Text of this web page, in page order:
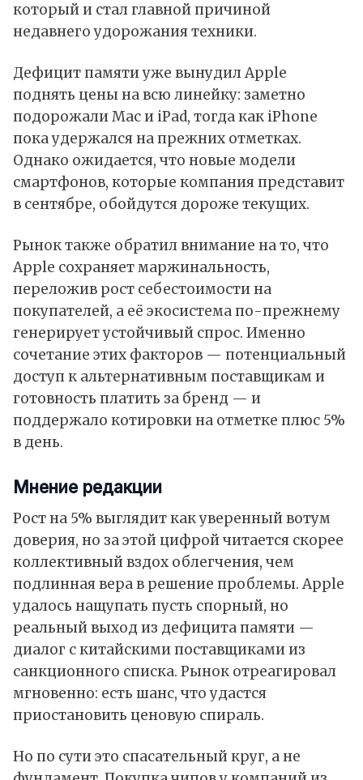
который и стал главной причиной
недавнего удорожания техники.
Дефицит памяти уже вынудил Apple
поднять цены на всю линейку: заметно
подорожали Mac и iPad, тогда как iPhone
пока удержался на прежних отметках.
Однако ожидается, что новые модели
смартфонов, которые компания представит
в сентябре, обойдутся дороже текущих.
Рынок также обратил внимание на то, что
Apple сохраняет маржинальность,
переложив рост себестоимости на
покупателей, а её экосистема по-прежнему
генерирует устойчивый спрос. Именно
сочетание этих факторов — потенциальный
доступ к альтернативным поставщикам и
готовность платить за бренд — и
поддержало котировки на отметке плюс 5%
в день.
Мнение редакции
Рост на 5% выглядит как уверенный вотум
доверия, но за этой цифрой читается скорее
коллективный вздох облегчения, чем
подлинная вера в решение проблемы. Apple
удалось нащупать пусть спорный, но
реальный выход из дефицита памяти —
диалог с китайскими поставщиками из
санкционного списка. Рынок отреагировал
мгновенно: есть шанс, что удастся
приостановить ценовую спираль.
Но по сути это спасательный круг, а не